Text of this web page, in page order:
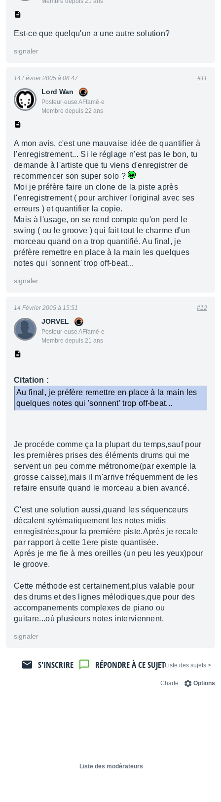
Est-ce que quelqu'un a une autre solution?
signaler
Lord Wan
Posteur·euse AFfamé·e
Membre depuis 22 ans
14 Février 2005 à 08:47 #11
A mon avis, c'est une mauvaise idée de quantifier à
l'enregistrement... Si le réglage n'est pas le bon, tu
demande à l'artiste que tu viens d'enregistrer de
recommencer son super solo ?
Moi je préfère faire un clone de la piste après
l'enregistrement ( pour archiver l'original avec ses
erreurs ) et quantifier la copie.
Mais à l'usage, on se rend compte qu'on perd le
swing ( ou le groove ) qui fait tout le charme d'un
morceau quand on a trop quantifié. Au final, je
préfère remettre en place à la main les quelques
notes qui 'sonnent' trop off-beat...
signaler
JORVEL
Posteur·euse AFfamé·e
Membre depuis 21 ans
14 Février 2005 à 15:51 #12
Citation :
Au final, je préfère remettre en place à la main les
quelques notes qui 'sonnent' trop off-beat...
Je procéde comme ça la plupart du temps,sauf pour
les premières prises des éléments drums qui me
servent un peu comme métronome(par exemple la
grosse caisse),mais il m'arrive fréquemment de les
refaire ensuite quand le morceau a bien avancé.
C'est une solution aussi,quand les séquenceurs
décalent sytématiquement les notes midis
enregistrées,pour la première piste.Après je recale
par rapport à cette 1ere piste quantisée.
Aprés je me fie à mes oreilles (un peu les yeux)pour
le groove.
Cette méthode est certainement,plus valable pour
des drums et des lignes mélodiques,que pour des
accompanements complexes de piano ou
guitare...où plusieurs notes interviennent.
signaler
< Liste des sujets
RÉPONDRE À CE SUJET
S'INSCRIRE
Options
Charte
Liste des modérateurs